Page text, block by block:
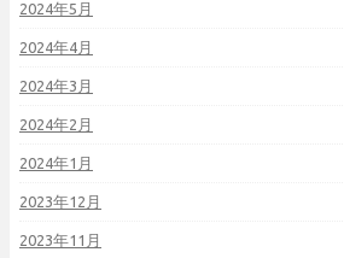
2024年5月
2024年4月
2024年3月
2024年2月
2024年1月
2023年12月
2023年11月